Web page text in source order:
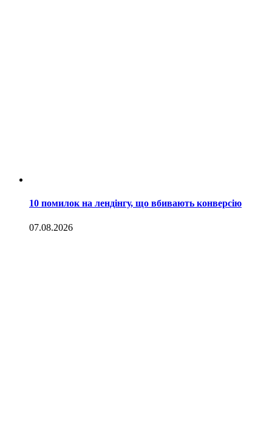
10 помилок на лендінгу, що вбивають конверсію
07.08.2026